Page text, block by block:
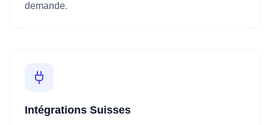
demande.
Intégrations Suisses